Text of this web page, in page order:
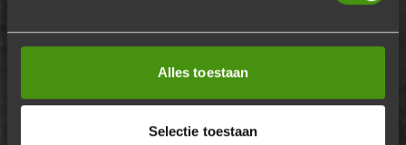
Alles toestaan
Selectie toestaan
ZO WERKT HET